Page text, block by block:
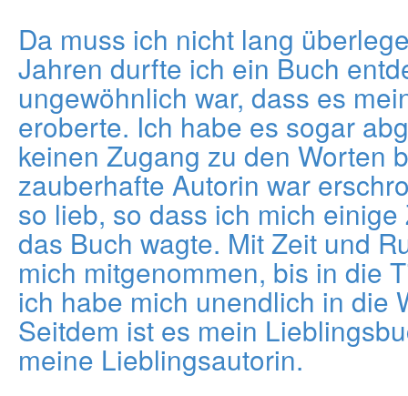
Da muss ich nicht lang
Jahren durfte ich ein Buch
ungewöhnlich war, dass es
eroberte. Ich habe es sogar
keinen Zugang zu den Worten
zauberhafte Autorin war
so lieb, so dass ich mich
das Buch wagte. Mit Zeit und
mich mitgenommen, bis in die
ich habe mich unendlich in die
Seitdem ist es mein
meine Lieblingsautorin.